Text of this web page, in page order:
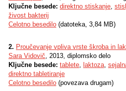
Ključne besede: direktno stiskanje,
živost bakterij
Celotno besedilo (datoteka, 3,84 MB)
2. Proučevanje vpliva vrste škroba in
Sara Vidovič, 2013, diplomsko delo
Ključne besede: tablete, laktoza,
direktno tabletiranje
Celotno besedilo (povezava drugam)